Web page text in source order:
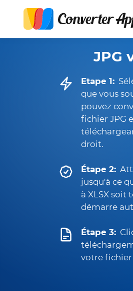
JPG
Etape 1:
que vous
pouvez
fichier JPG
droit.
Étape 2:
jusqu'à ce
à XLSX soit
démarre
Étape 3:
votre fichier